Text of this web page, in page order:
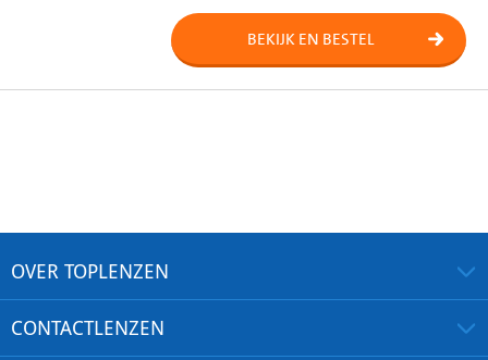
BEKIJK EN BESTEL
OVER TOPLENZEN
CONTACTLENZEN